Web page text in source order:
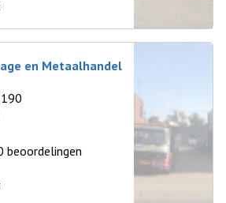
en Metaalhandel
beoordelingen